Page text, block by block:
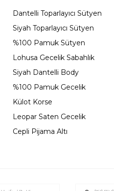
Dantelli Toparlayıcı Sütyen
Siyah Toparlayıcı Sütyen
%100 Pamuk Sütyen
Lohusa Gecelik Sabahlık
Siyah Dantelli Body
%100 Pamuk Gecelik
Külot Korse
Leopar Saten Gecelik
Cepli Pijama Altı